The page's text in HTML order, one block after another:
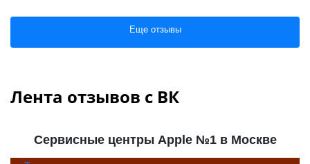
Еще отзывы
Лента отзывов с ВК
Сервисные центры Apple №1 в Москве